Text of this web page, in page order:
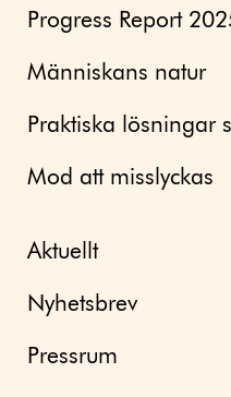
Progress Report
Människans natur
Praktiska lösningar
Mod att misslyckas
Aktuellt
Nyhetsbrev
Pressrum